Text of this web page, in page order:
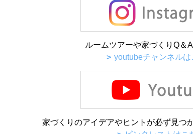
ルームツアーや家づくりQ＆
youtubeチャンネルは
家づくりのアイデアやヒントが必ず見つ